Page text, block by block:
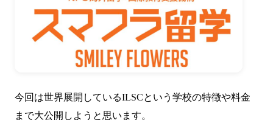
今回は世界展開しているILSCという学校の特徴や料金
まで大公開しようと思います。